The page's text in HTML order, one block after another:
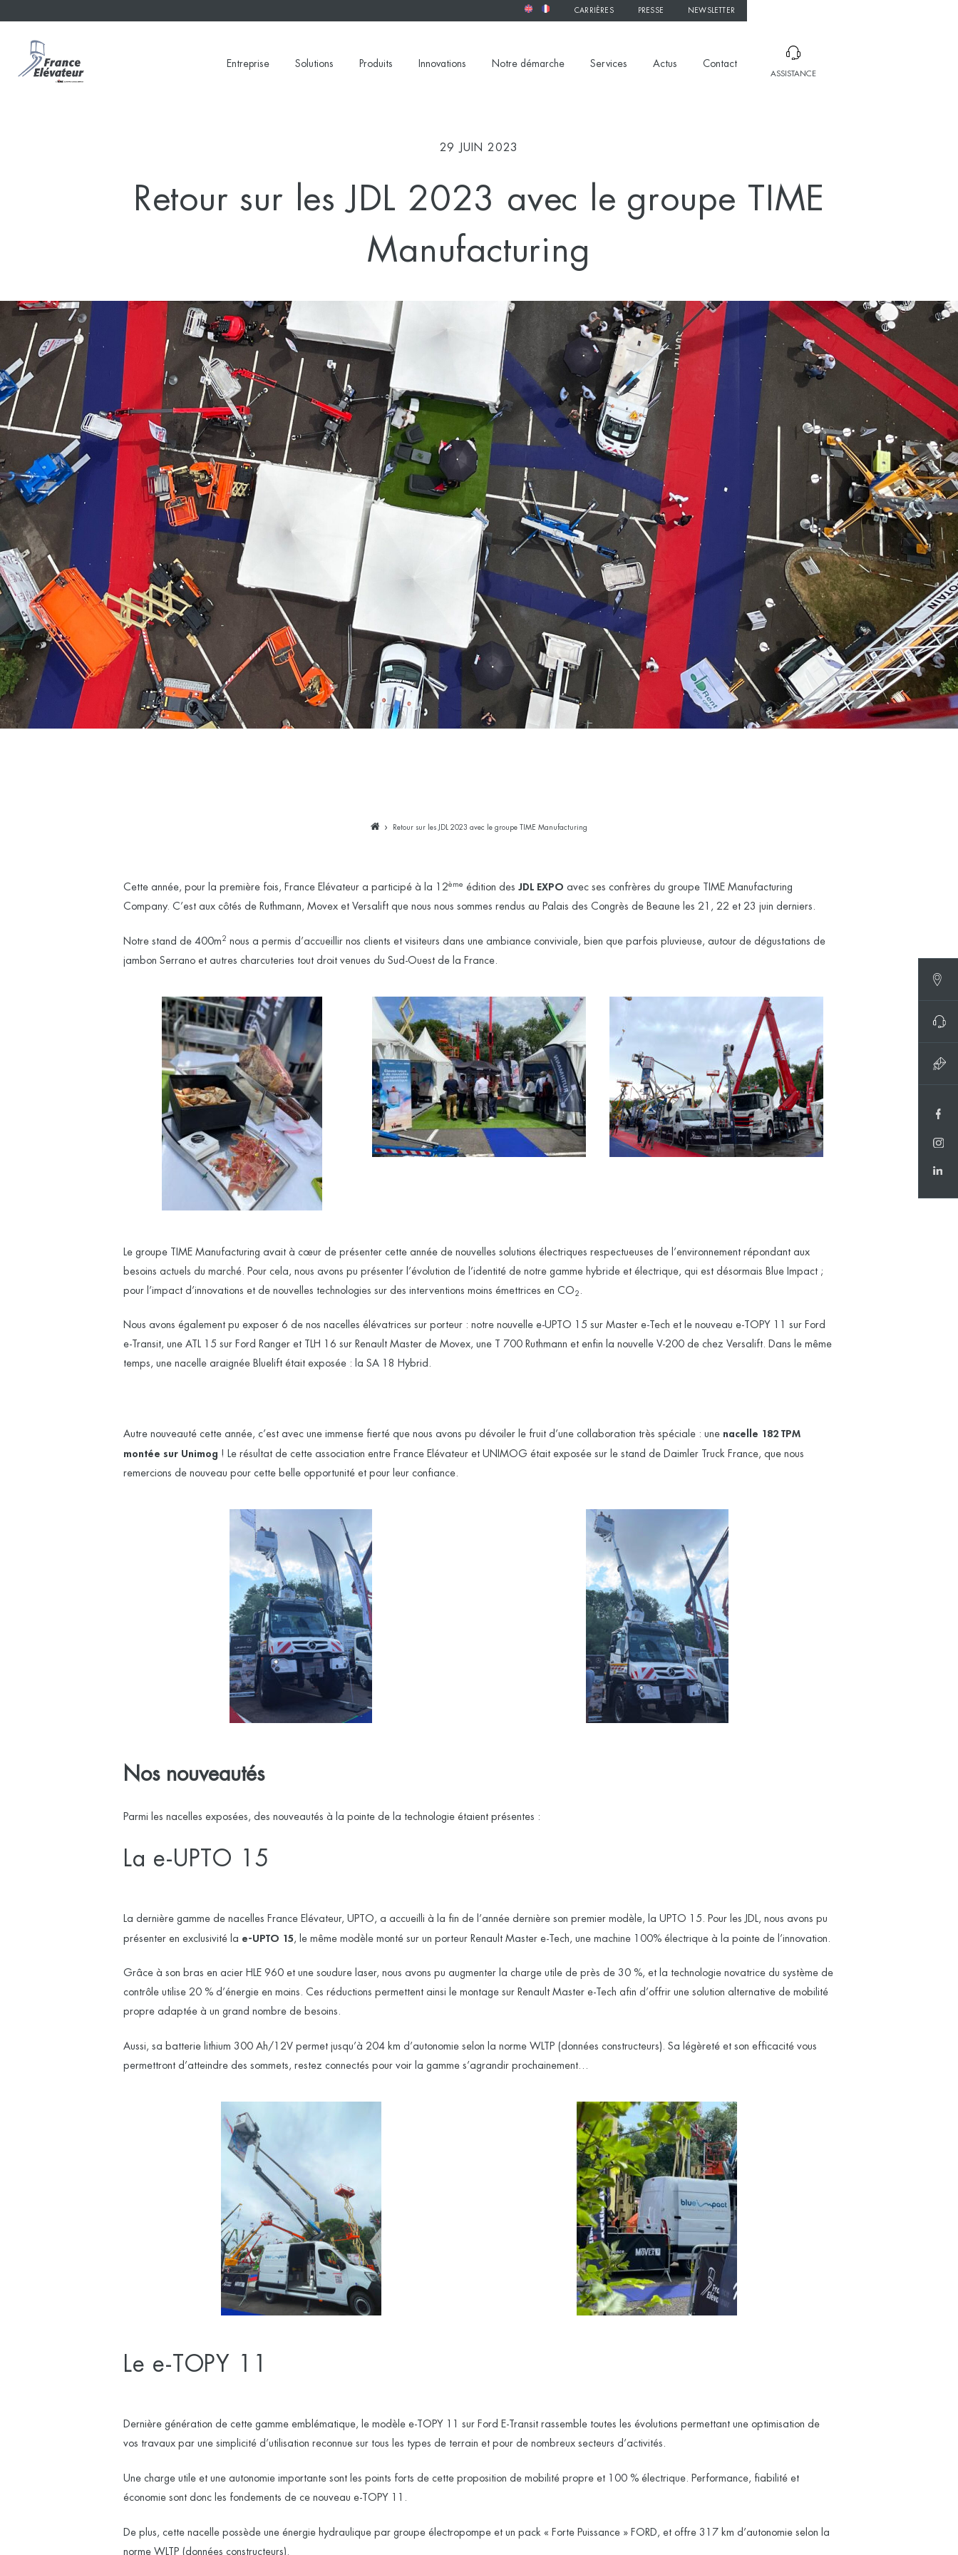
CARRIÈRES PRESSE NEWSLETTER
Entreprise Solutions Produits Innovations Notre démarche Services Actus Contact
ASSISTANCE
29 JUIN 2023
Retour sur les JDL 2023 avec le groupe TIME
Manufacturing
Retour sur les JDL 2023 avec le groupe TIME Manufacturing
Cette année, pour la première fois, France Elévateur a participé à la 12ème édition des JDL EXPO avec ses confrères du groupe TIME Manufacturing
Company. C’est aux côtés de Ruthmann, Movex et Versalift que nous nous sommes rendus au Palais des Congrès de Beaune les 21, 22 et 23 juin derniers.
Notre stand de 400m2 nous a permis d’accueillir nos clients et visiteurs dans une ambiance conviviale, bien que parfois pluvieuse, autour de dégustations de
jambon Serrano et autres charcuteries tout droit venues du Sud-Ouest de la France.
Le groupe TIME Manufacturing avait à cœur de présenter cette année de nouvelles solutions électriques respectueuses de l’environnement répondant aux
besoins actuels du marché. Pour cela, nous avons pu présenter l’évolution de l’identité de notre gamme hybride et électrique, qui est désormais Blue Impact ;
pour l’impact d’innovations et de nouvelles technologies sur des interventions moins émettrices en CO2 .
Nous avons également pu exposer 6 de nos nacelles élévatrices sur porteur : notre nouvelle e-UPTO 15 sur Master e-Tech et le nouveau e-TOPY 11 sur Ford
e-Transit, une ATL 15 sur Ford Ranger et TLH 16 sur Renault Master de Movex, une T 700 Ruthmann et enfin la nouvelle V-200 de chez Versalift. Dans le même
temps, une nacelle araignée Bluelift était exposée : la SA 18 Hybrid.
Autre nouveauté cette année, c’est avec une immense fierté que nous avons pu dévoiler le fruit d’une collaboration très spéciale : une nacelle 182 TPM
montée sur Unimog ! Le résultat de cette association entre France Elévateur et UNIMOG était exposée sur le stand de Daimler Truck France, que nous
remercions de nouveau pour cette belle opportunité et pour leur confiance.
Nos nouveautés
Parmi les nacelles exposées, des nouveautés à la pointe de la technologie étaient présentes :
La e-UPTO 15
La dernière gamme de nacelles France Elévateur, UPTO, a accueilli à la fin de l’année dernière son premier modèle, la UPTO 15. Pour les JDL, nous avons pu
présenter en exclusivité la e-UPTO 15, le même modèle monté sur un porteur Renault Master e-Tech, une machine 100% électrique à la pointe de l’innovation.
Grâce à son bras en acier HLE 960 et une soudure laser, nous avons pu augmenter la charge utile de près de 30 %, et la technologie novatrice du système de
contrôle utilise 20 % d’énergie en moins. Ces réductions permettent ainsi le montage sur Renault Master e-Tech afin d’offrir une solution alternative de mobilité
propre adaptée à un grand nombre de besoins.
Aussi, sa batterie lithium 300 Ah/12V permet jusqu’à 204 km d’autonomie selon la norme WLTP (données constructeurs). Sa légèreté et son efficacité vous
permettront d’atteindre des sommets, restez connectés pour voir la gamme s’agrandir prochainement…
Le e-TOPY 11
Dernière génération de cette gamme emblématique, le modèle e-TOPY 11 sur Ford E-Transit rassemble toutes les évolutions permettant une optimisation de
vos travaux par une simplicité d’utilisation reconnue sur tous les types de terrain et pour de nombreux secteurs d’activités.
Une charge utile et une autonomie importante sont les points forts de cette proposition de mobilité propre et 100 % électrique. Performance, fiabilité et
économie sont donc les fondements de ce nouveau e-TOPY 11.
De plus, cette nacelle possède une énergie hydraulique par groupe électropompe et un pack « Forte Puissance » FORD, et offre 317 km d’autonomie selon la
norme WLTP (données constructeurs).